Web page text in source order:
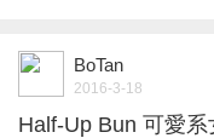
BoTan
2016-3-18
Half-Up Bun 可愛